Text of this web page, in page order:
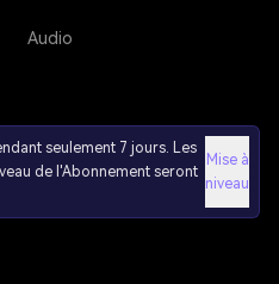
Audio
seulement 7 jours. Les
de l'Abonnement seront
Mise à
niveau